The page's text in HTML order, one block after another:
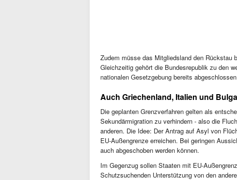
Zudem müsse das Mitgliedsland den Rückstau
Gleichzeitig gehört die Bundesrepublik zu den
nationalen Gesetzgebung bereits
Auch Griechenland, Italien und
Die geplanten Grenzverfahren gelten als
Sekundärmigration zu verhindern - also die
anderen. Die Idee: Der Antrag auf Asyl von
EU-Außengrenze erreichen. Bei geringen
auch abgeschoben werden können.
Im Gegenzug sollen Staaten mit EU-
Schutzsuchenden Unterstützung von den